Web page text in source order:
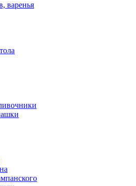
варенья